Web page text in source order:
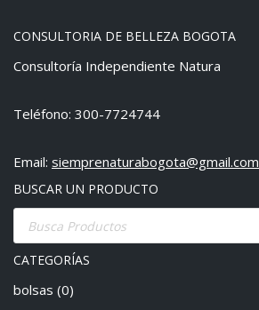
CONSULTORIA DE BELLEZA BOGOTA
Consultoría Independiente Natura
Teléfono: 300-7724744
Email: siemprenaturabogota@gmail.com
BUSCAR UN PRODUCTO
CATEGORÍAS
bolsas (0)